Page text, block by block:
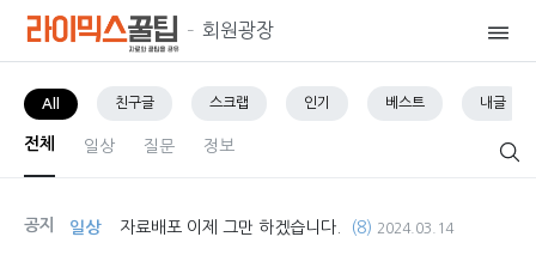
회원광장
All 친구글 스크랩 인기 베스트 내글
전체 일상 질문 정보
공지 일상 자료배포 이제 그만 하겠습니다. (8) 2024.03.14